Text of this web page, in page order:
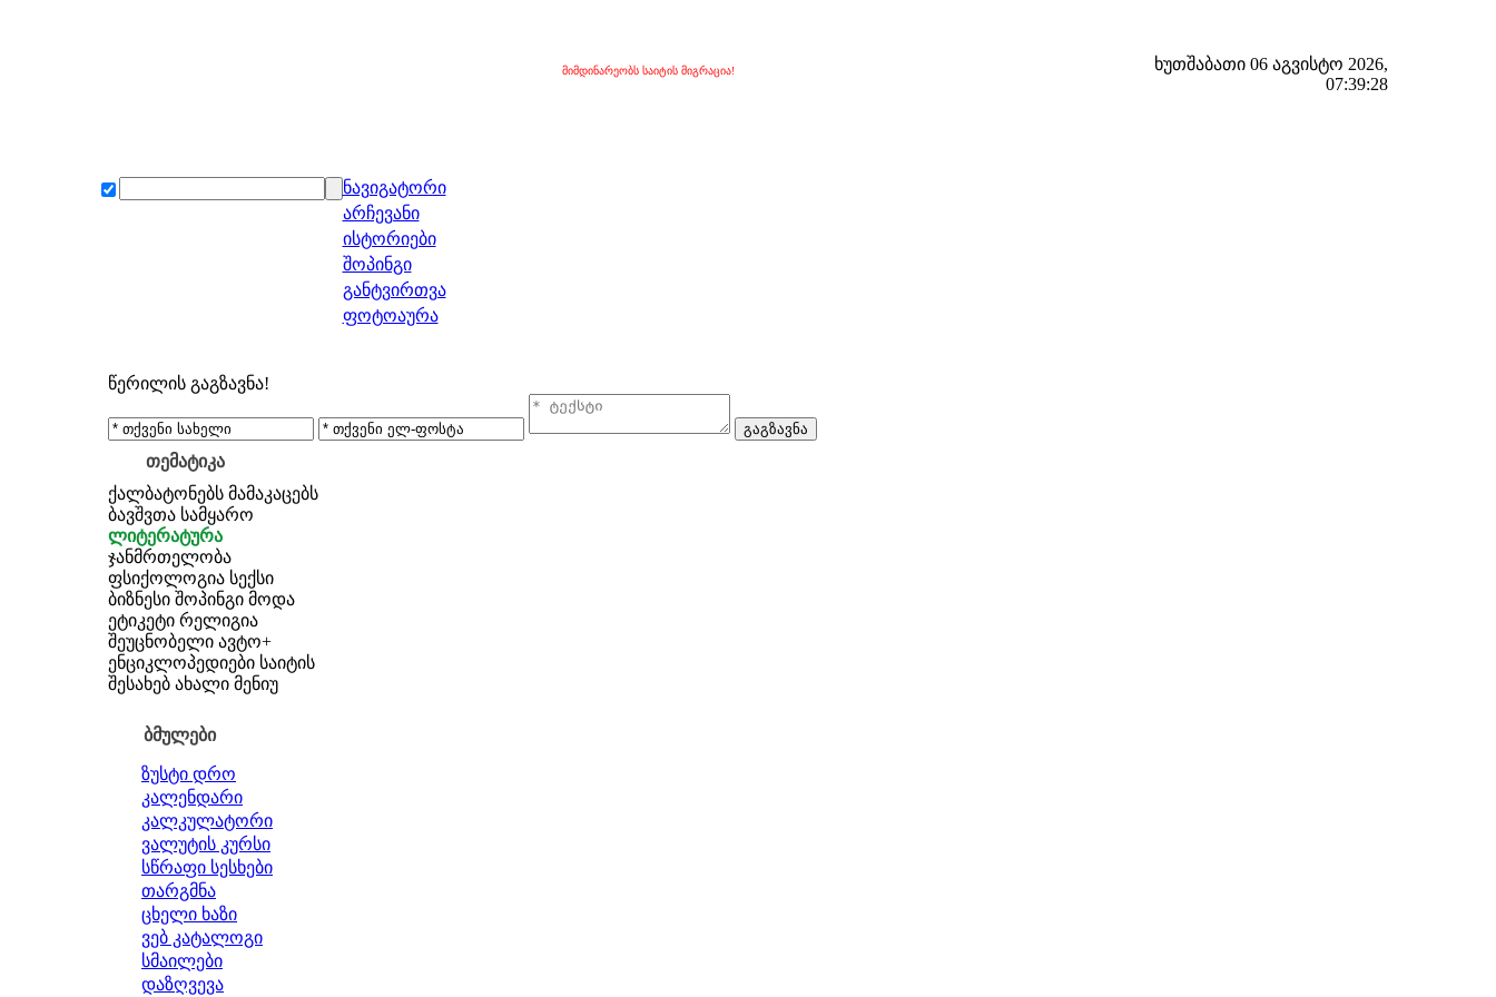
მიმდინარეობს საიტის მიგრაცია!
ხუთშაბათი 06 აგვისტო 2026,
07:39:29
ნავიგატორი
არჩევანი
ისტორიები
შოპინგი
განტვირთვა
ფოტოაურა
წერილის გაგზავნა!
თემატიკა
ქალბატონებს მამაკაცებს
ბავშვთა სამყარო
ლიტერატურა
ჯანმრთელობა
ფსიქოლოგია სექსი
ბიზნესი შოპინგი მოდა
ეტიკეტი რელიგია
შეუცნობელი ავტო+
ენციკლოპედიები საიტის
შესახებ ახალი მენიუ
ბმულები
ზუსტი დრო
კალენდარი
კალკულატორი
ვალუტის კურსი
სწრაფი სესხები
თარგმნა
ცხელი ხაზი
ვებ კატალოგი
სმაილები
დაზღვევა